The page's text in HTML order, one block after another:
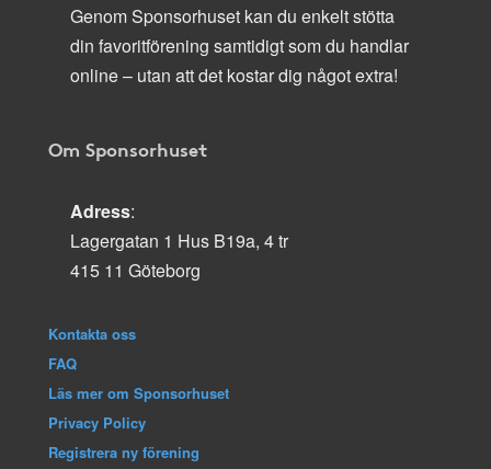
Genom Sponsorhuset kan du enkelt stötta
din favoritförening samtidigt som du handlar
online – utan att det kostar dig något extra!
Om Sponsorhuset
Adress:
Lagergatan 1 Hus B19a, 4 tr
415 11 Göteborg
Kontakta oss
FAQ
Läs mer om Sponsorhuset
Privacy Policy
Registrera ny förening